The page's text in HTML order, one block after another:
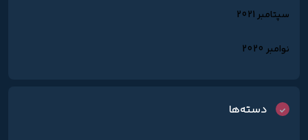
سپتامبر 2021
نوامبر 2020
دسته‌ها